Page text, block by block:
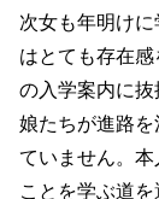
次女も年明け
はとても存在
の入学案内に抜
娘たちが進路
ていません。
ことを学ぶ道